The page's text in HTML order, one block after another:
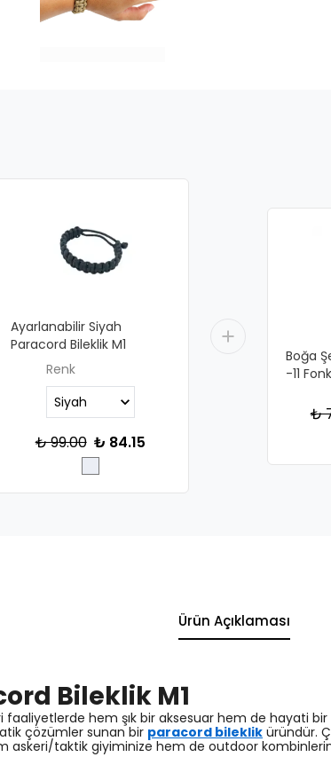
Ayarlanabilir Siyah
Paracord Bileklik M1
Renk
₺ 99.00 ₺ 84.15
Boğa
-11
₺
Ürün Açıklaması
Bileklik M1
faaliyetlerde hem şık bir aksesuar hem de
çözümler sunan bir paracord bileklik üründür.
askeri/taktik giyiminize hem de outdoor